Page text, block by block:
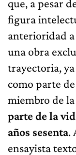
que, a pesar
figura
anterioridad
una obra
trayectoria, ya
como parte
miembro de la
parte de la
años sesenta.
ensayista